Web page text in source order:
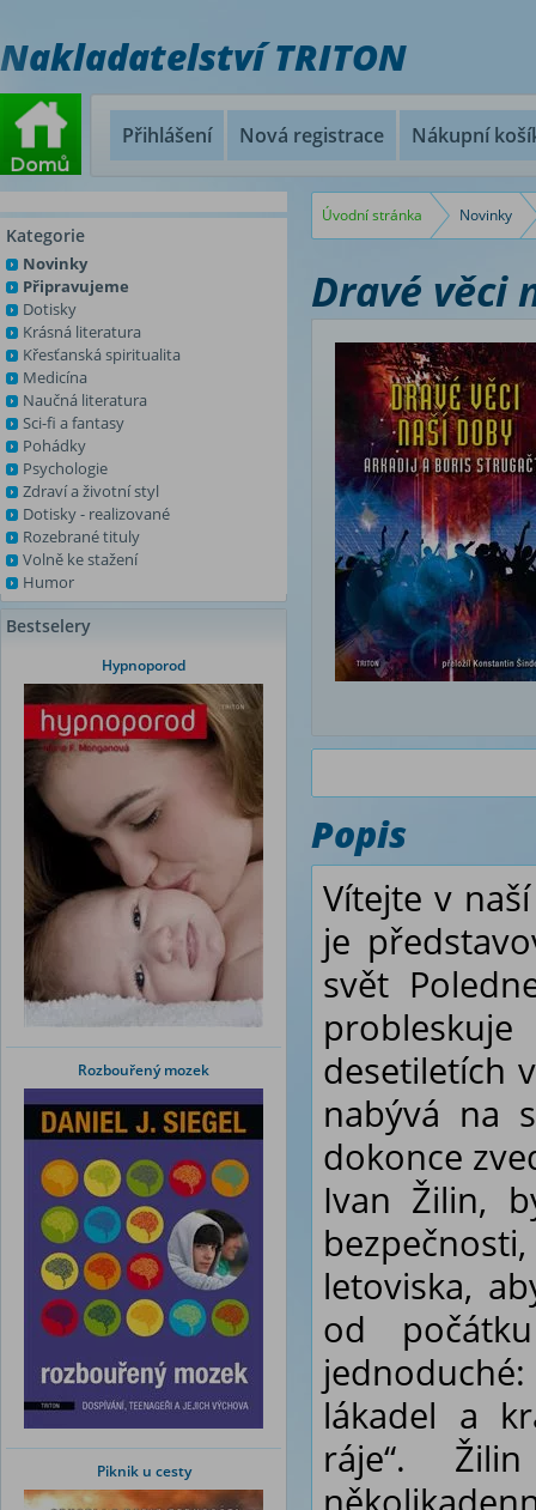
Nakladatelství TRITON
Přihlášení Nová registrace Nákupní
Kategorie
Novinky
Připravujeme
Dotisky
Krásná literatura
Křesťanská spiritualita
Medicína
Naučná literatura
Sci-fi a fantasy
Pohádky
Psychologie
Zdraví a životní styl
Dotisky - realizované
Rozebrané tituly
Volně ke stažení
Humor
Bestselery
Hypnoporod
Rozbouřený mozek
Piknik u cesty
Úvodní stránka Novinky
Dravé věci
Popis
Vítejte v
je
svět
desetiletích
nabývá na
dokonce
Ivan Žilin,
letoviska,
od
lákadel a
ráje“.